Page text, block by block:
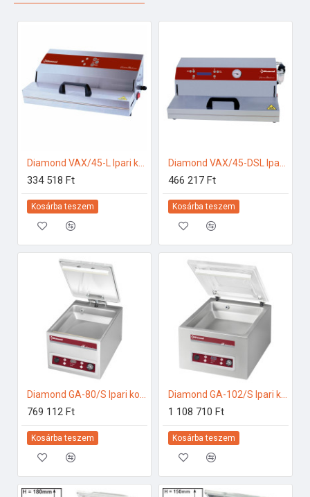
334 518 Ft
Kosárba teszem
466 217 Ft
Kosárba teszem
769 112 Ft
Kosárba teszem
Diamond GA-102/S Ipari konyhai előkészítés
1 108 710 Ft
Kosárba teszem